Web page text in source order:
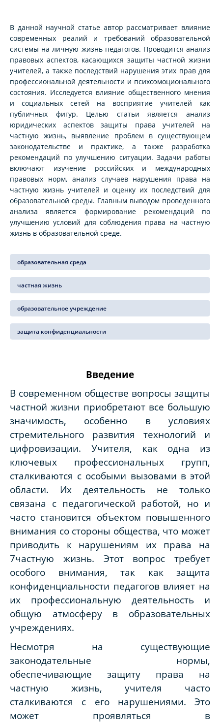
В данной научной статье автор рассматривает влияние
современных реалий и требований образовательной
системы на личную жизнь педагогов. Проводится анализ
правовых аспектов, касающихся защиты частной жизни
учителей, а также последствий нарушения этих прав для
профессиональной деятельности и психоэмоционального
состояния. Исследуется влияние общественного мнения
и социальных сетей на восприятие учителей как
публичных фигур. Целью статьи является анализ
юридических аспектов защиты права учителей на
частную жизнь, выявление проблем в существующем
законодательстве и практике, а также разработка
рекомендаций по улучшению ситуации. Задачи работы
включают изучение российских и международных
правовых норм, анализ случаев нарушения права на
частную жизнь учителей и оценку их последствий для
образовательной среды. Главным выводом проведенного
анализа является формирование рекомендаций по
улучшению условий для соблюдения права на частную
жизнь в образовательной среде.
образовательная среда
частная жизнь
образовательное учреждение
защита конфиденциальности
Введение
В современном обществе вопросы защиты
частной жизни приобретают все большую
значимость, особенно в условиях
стремительного развития технологий и
цифровизации. Учителя, как одна из
ключевых профессиональных групп,
сталкиваются с особыми вызовами в этой
области. Их деятельность не только
связана с педагогической работой, но и
часто становится объектом повышенного
внимания со стороны общества, что может
приводить к нарушениям их права на
7частную жизнь. Этот вопрос требует
особого внимания, так как защита
конфиденциальности педагогов влияет на
их профессиональную деятельность и
общую атмосферу в образовательных
учреждениях.
Несмотря на существующие
законодательные нормы,
обеспечивающие защиту права на
частную жизнь, учителя часто
сталкиваются с его нарушениями. Это
может проявляться в